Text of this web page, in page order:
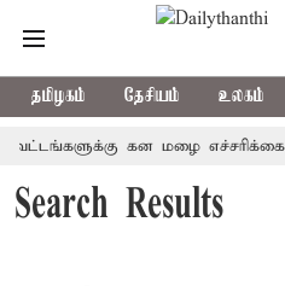
தமிழகம் தேசியம் உலகம்
கன மழை எச்சரிக்கை
Search Results